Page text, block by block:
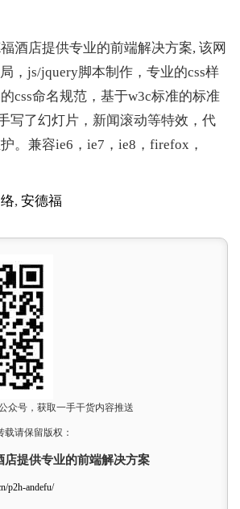
酒店提供专业的前端解决方案, 该网
，js/jquery脚本制作，专业的css样
css命名规范，基于w3c标准的标准
写了幻灯片，新闻滚动等特效，代
。兼容ie6，ie7，ie8，firefox，
, 安德福
众号，获取一手干货内容推送
请保留版权：
店提供专业的前端解决方案
p2h-andefu/